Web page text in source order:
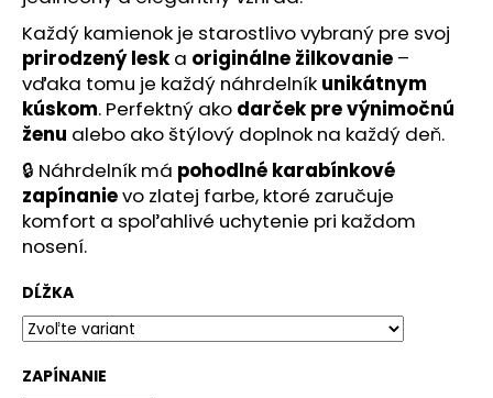
Každý kamienok je starostlivo vybraný pre svoj
prirodzený lesk a originálne žilkovanie –
vďaka tomu je každý náhrdelník unikátnym
kúskom. Perfektný ako darček pre výnimočnú
ženu alebo ako štýlový doplnok na každý deň.
🔒 Náhrdelník má pohodlné karabínkové
zapínanievo zlatej farbe, ktoré zaručuje
komfort a spoľahlivé uchytenie pri každom
nosení.
DĹŽKA
ZAPÍNANIE
č
a
m
e